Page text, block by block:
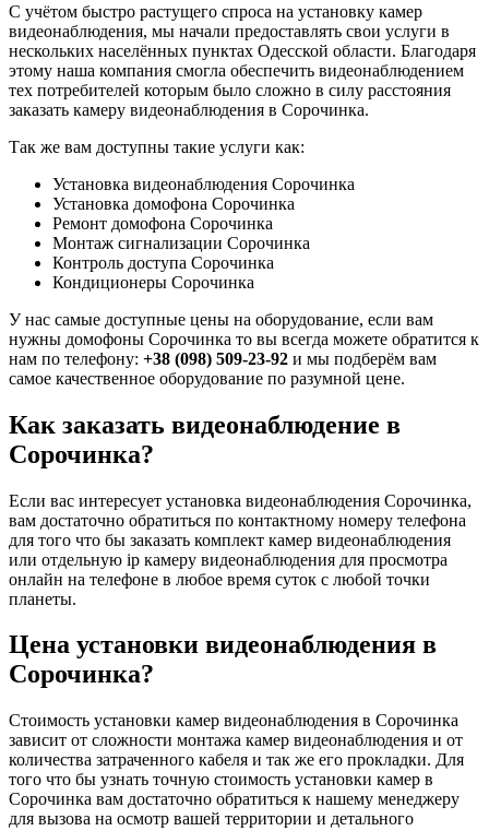
С учётом быстро растущего спроса на установку камер
видеонаблюдения, мы начали предоставлять свои услуги в
нескольких населённых пунктах Одесской области. Благодаря
этому наша компания смогла обеспечить видеонаблюдением
тех потребителей которым было сложно в силу расстояния
заказать камеру видеонаблюдения в Сорочинка.
Так же вам доступны такие услуги как:
Установка видеонаблюдения Сорочинка
Установка домофона Сорочинка
Ремонт домофона Сорочинка
Монтаж сигнализации Сорочинка
Контроль доступа Сорочинка
Кондиционеры Сорочинка
У нас самые доступные цены на оборудование, если вам
нужны домофоны Сорочинка то вы всегда можете обратится к
нам по телефону: +38 (098) 509-23-92 и мы подберём вам
самое качественное оборудование по разумной цене.
Как заказать видеонаблюдение в
Сорочинка?
Если вас интересует установка видеонаблюдения Сорочинка,
вам достаточно обратиться по контактному номеру телефона
для того что бы заказать комплект камер видеонаблюдения
или отдельную ip камеру видеонаблюдения для просмотра
онлайн на телефоне в любое время суток с любой точки
планеты.
Цена установки видеонаблюдения в
Сорочинка?
Стоимость установки камер видеонаблюдения в Сорочинка
зависит от сложности монтажа камер видеонаблюдения и от
количества затраченного кабеля и так же его прокладки. Для
того что бы узнать точную стоимость установки камер в
Сорочинка вам достаточно обратиться к нашему менеджеру
для вызова на осмотр вашей территории и детального